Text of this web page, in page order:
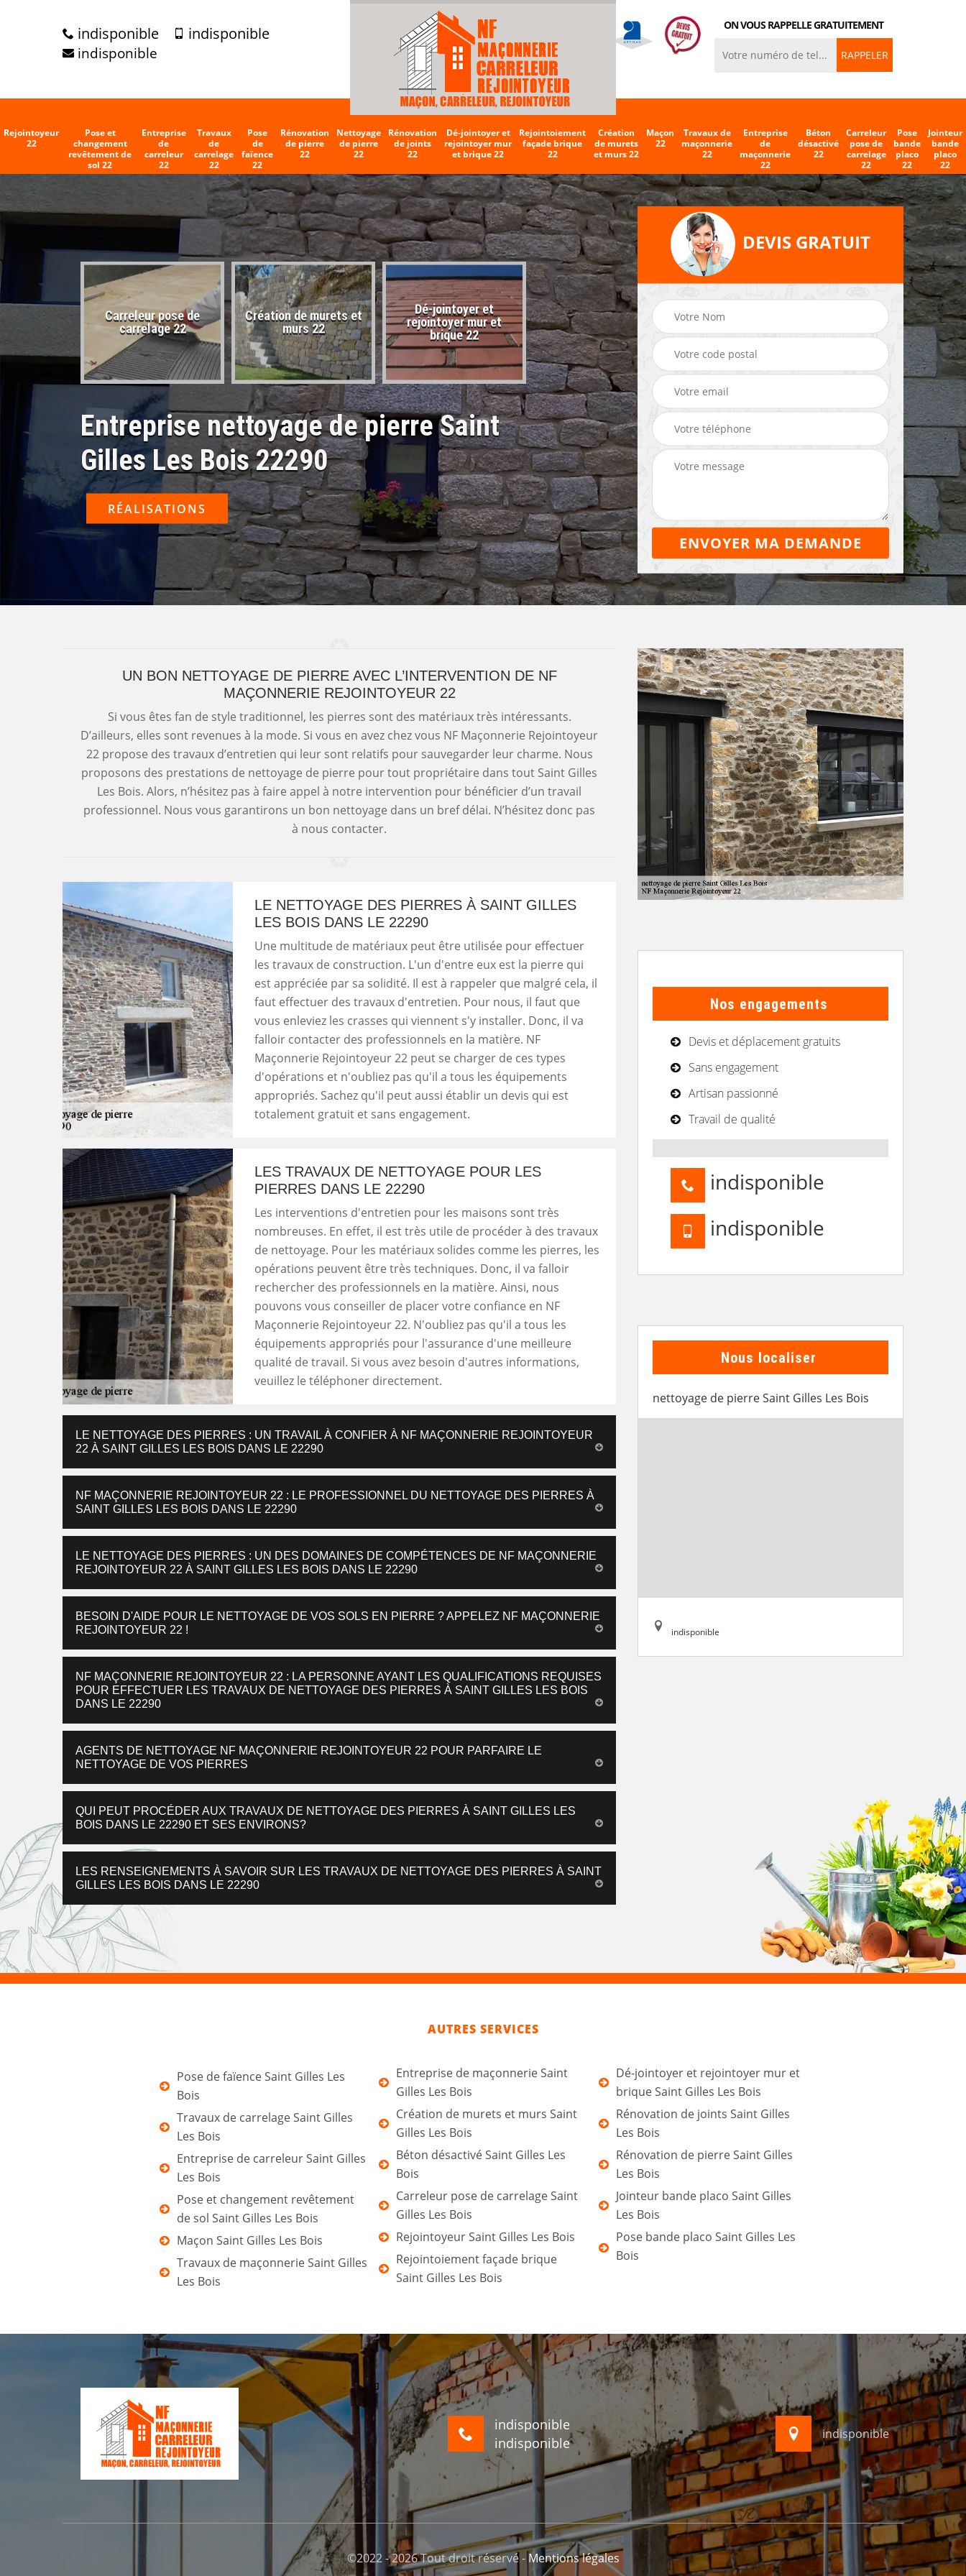
indisponible indisponible
indisponible
ON VOUS RAPPELLE GRATUITEMENT
Rejointoyeur
22
Pose et
changement
revêtement de
sol 22
Entreprise
de
carreleur
22
Travaux
de
carrelage
22
Pose
de
faïence
22
Rénovation
de pierre
22
Nettoyage
de pierre
22
Rénovation
de joints
22
Dé-jointoyer et
rejointoyer mur
et brique 22
Rejointoiement
façade brique
22
Création
de murets
et murs 22
Maçon
22
Travaux de
maçonnerie
22
Entreprise
de
maçonnerie
22
Béton
désactivé
22
Carreleur
pose de
carrelage
22
Pose
bande
placo
22
Jointeur
bande
placo
22
Carreleur pose de
carrelage 22
Création de murets et
murs 22
Dé-jointoyer et
rejointoyer mur et
brique 22
Entreprise de carreleur
22
Entreprise de
Maçon 22
Entreprise nettoyage de pierre Saint
Gilles Les Bois 22290
RÉALISATIONS
DEVIS GRATUIT
UN BON NETTOYAGE DE PIERRE AVEC L’INTERVENTION DE NF
MAÇONNERIE REJOINTOYEUR 22
Si vous êtes fan de style traditionnel, les pierres sont des matériaux très intéressants.
D’ailleurs, elles sont revenues à la mode. Si vous en avez chez vous NF Maçonnerie Rejointoyeur
22 propose des travaux d’entretien qui leur sont relatifs pour sauvegarder leur charme. Nous
proposons des prestations de nettoyage de pierre pour tout propriétaire dans tout Saint Gilles
Les Bois. Alors, n’hésitez pas à faire appel à notre intervention pour bénéficier d’un travail
professionnel. Nous vous garantirons un bon nettoyage dans un bref délai. N’hésitez donc pas
à nous contacter.
LE NETTOYAGE DES PIERRES À SAINT GILLES
LES BOIS DANS LE 22290
Une multitude de matériaux peut être utilisée pour effectuer
les travaux de construction. L'un d'entre eux est la pierre qui
est appréciée par sa solidité. Il est à rappeler que malgré cela, il
faut effectuer des travaux d'entretien. Pour nous, il faut que
vous enleviez les crasses qui viennent s'y installer. Donc, il va
falloir contacter des professionnels en la matière. NF
Maçonnerie Rejointoyeur 22 peut se charger de ces types
d'opérations et n'oubliez pas qu'il a tous les équipements
appropriés. Sachez qu'il peut aussi établir un devis qui est
totalement gratuit et sans engagement.
LES TRAVAUX DE NETTOYAGE POUR LES
PIERRES DANS LE 22290
Les interventions d'entretien pour les maisons sont très
nombreuses. En effet, il est très utile de procéder à des travaux
de nettoyage. Pour les matériaux solides comme les pierres, les
opérations peuvent être très techniques. Donc, il va falloir
rechercher des professionnels en la matière. Ainsi, nous
pouvons vous conseiller de placer votre confiance en NF
Maçonnerie Rejointoyeur 22. N'oubliez pas qu'il a tous les
équipements appropriés pour l'assurance d'une meilleure
qualité de travail. Si vous avez besoin d'autres informations,
veuillez le téléphoner directement.
LE NETTOYAGE DES PIERRES : UN TRAVAIL À CONFIER À NF MAÇONNERIE REJOINTOYEUR
22 À SAINT GILLES LES BOIS DANS LE 22290
NF MAÇONNERIE REJOINTOYEUR 22 : LE PROFESSIONNEL DU NETTOYAGE DES PIERRES À
SAINT GILLES LES BOIS DANS LE 22290
LE NETTOYAGE DES PIERRES : UN DES DOMAINES DE COMPÉTENCES DE NF MAÇONNERIE
REJOINTOYEUR 22 À SAINT GILLES LES BOIS DANS LE 22290
BESOIN D'AIDE POUR LE NETTOYAGE DE VOS SOLS EN PIERRE ? APPELEZ NF MAÇONNERIE
REJOINTOYEUR 22 !
NF MAÇONNERIE REJOINTOYEUR 22 : LA PERSONNE AYANT LES QUALIFICATIONS REQUISES
POUR EFFECTUER LES TRAVAUX DE NETTOYAGE DES PIERRES À SAINT GILLES LES BOIS
DANS LE 22290
AGENTS DE NETTOYAGE NF MAÇONNERIE REJOINTOYEUR 22 POUR PARFAIRE LE
NETTOYAGE DE VOS PIERRES
QUI PEUT PROCÉDER AUX TRAVAUX DE NETTOYAGE DES PIERRES À SAINT GILLES LES
BOIS DANS LE 22290 ET SES ENVIRONS?
LES RENSEIGNEMENTS À SAVOIR SUR LES TRAVAUX DE NETTOYAGE DES PIERRES À SAINT
GILLES LES BOIS DANS LE 22290
Nos engagements
Devis et déplacement gratuits
Sans engagement
Artisan passionné
Travail de qualité
indisponible
indisponible
Nous localiser
nettoyage de pierre Saint Gilles Les Bois
indisponible
AUTRES SERVICES
Pose de faïence Saint Gilles Les
Bois
Travaux de carrelage Saint Gilles
Les Bois
Entreprise de carreleur Saint Gilles
Les Bois
Pose et changement revêtement
de sol Saint Gilles Les Bois
Maçon Saint Gilles Les Bois
Travaux de maçonnerie Saint Gilles
Les Bois
Entreprise de maçonnerie Saint
Gilles Les Bois
Création de murets et murs Saint
Gilles Les Bois
Béton désactivé Saint Gilles Les
Bois
Carreleur pose de carrelage Saint
Gilles Les Bois
Rejointoyeur Saint Gilles Les Bois
Rejointoiement façade brique
Saint Gilles Les Bois
Dé-jointoyer et rejointoyer mur et
brique Saint Gilles Les Bois
Rénovation de joints Saint Gilles
Les Bois
Rénovation de pierre Saint Gilles
Les Bois
Jointeur bande placo Saint Gilles
Les Bois
Pose bande placo Saint Gilles Les
Bois
indisponible
indisponible
indisponible
©2022 - 2026 Tout droit réservé - Mentions légales